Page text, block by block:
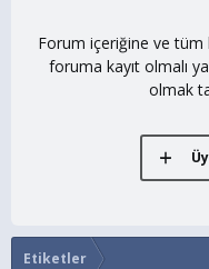
Forum içeriğine ve
foruma kayıt olmalı
olmak
Etiketler